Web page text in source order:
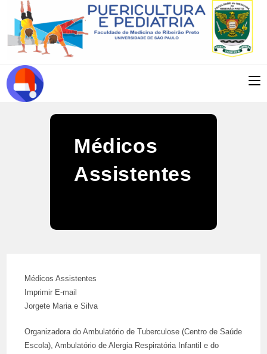
para
conteúdo
Médicos
Assistentes
Médicos Assistentes
Imprimir E-mail
Jorgete Maria e Silva
Organizadora do Ambulatório de Tuberculose (Centro de Saúde
Escola), Ambulatório de Alergia Respiratória Infantil e do